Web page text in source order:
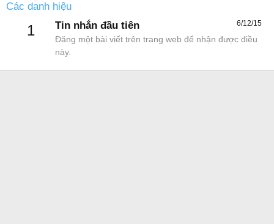
Các danh hiệu
1 6/12/15
Tin nhắn đầu tiên
Đăng một bài viết trên trang web để nhận được điều
này.